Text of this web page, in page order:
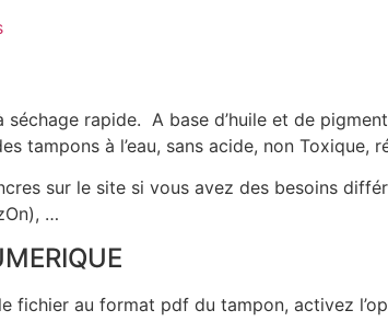
séchage rapide. A base d’huile et de
tampons à l’eau, sans acide, non Toxique,
sur le site si vous avez des besoins
…
fichier au format pdf du tampon, activez